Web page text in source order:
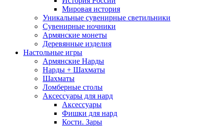
Мировая история
Уникальные сувенирные светильники
Сувенирные ночники
Армянские монеты
Деревянные изделия
Настольные игры
Армянские Нарды
Нарды + Шахматы
Шахматы
Ломберные столы
Аксессуары для нард
Аксессуары
Фишки для нард
Кости. Зары